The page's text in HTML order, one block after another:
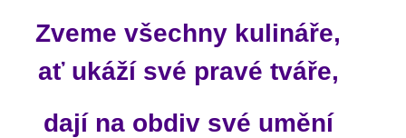
Zveme všechny kulináře,
ať ukáží své pravé tváře,
dají na obdiv své umění